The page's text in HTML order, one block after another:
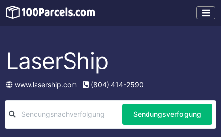
LaserShip
www.lasership.com (804) 414-2590
Sendungsverfolgung